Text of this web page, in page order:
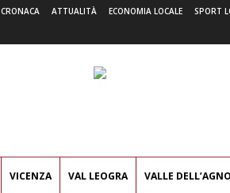
CRONACA ATTUALITÀ ECONOMIA LOCALE SPORT
VICENZA VAL LEOGRA VALLE DELL’AGNO